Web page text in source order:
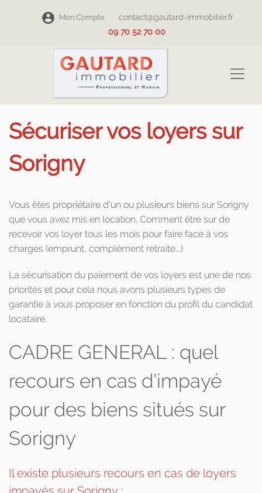
Mon Compte
contact@gautard-immobilier.fr
09 70 52 70 00
Sécuriser vos loyers sur
Sorigny
Vous êtes propriétaire d'un ou plusieurs biens sur Sorigny
que vous avez mis en location. Comment être sur de
recevoir vos loyer tous les mois pour faire face à vos
charges (emprunt, complément retraite...)
La sécurisation du paiement de vos loyers est une de nos
priorités et pour cela nous avons plusieurs types de
garantie à vous proposer en fonction du profil du candidat
locataire.
CADRE GENERAL : quel
recours en cas d'impayé
pour des biens situés sur
Sorigny
Il existe plusieurs recours en cas de loyers